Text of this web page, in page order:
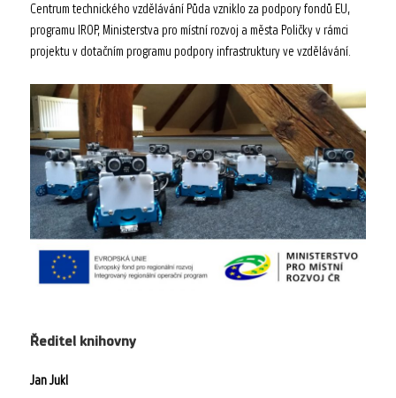
Centrum technického vzdělávání Půda vznikloza podpory fondů EU,
programu IROP, Ministerstva pro místní rozvoj a města Poličky v rámci
projektu v dotačním programu podpory infrastruktury ve vzdělávání.
Ředitel knihovny
Jan Jukl